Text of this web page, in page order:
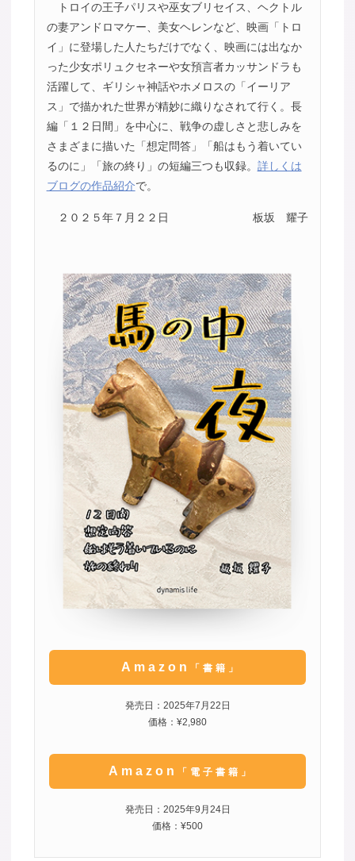
トロイの王子パリスや巫女ブリセイス、ヘクトル
の妻アンドロマケー、美女ヘレンなど、映画「トロ
イ」に登場した人たちだけでなく、映画には出なか
った少女ポリュクセネーや女預言者カッサンドラも
活躍して、ギリシャ神話やホメロスの「イーリア
ス」で描かれた世界が精妙に織りなされて行く。長
編「１２日間」を中心に、戦争の虚しさと悲しみを
さまざまに描いた「想定問答」「船はもう着いてい
るのに」「旅の終り」の短編三つも収録。 詳しくは
ブログの作品紹介で。
２０２５年７月２２日 板坂 耀子
Amazon 「書籍」
発売日：2025年7月22日
価格：¥2,980
Amazon 「電子書籍」
発売日：2025年9月24日
価格：¥500